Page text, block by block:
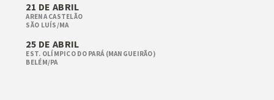
21 DE ABRIL
ARENA CASTELÃO
SÃO LUÍS/MA
25 DE ABRIL
EST. OLÍMPICO DO PARÁ (MANGUEIRÃO)
BELÉM/PA